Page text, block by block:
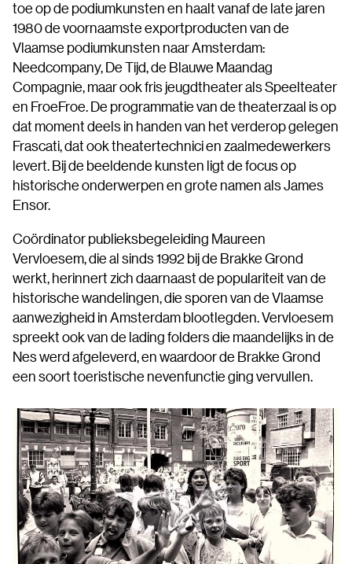
toe op de podiumkunsten en haalt vanaf de late jaren
1980 de voornaamste exportproducten van de
Vlaamse podiumkunsten naar Amsterdam:
Needcompany, De Tijd, de Blauwe Maandag
Compagnie, maar ook fris jeugdtheater als Speelteater
en FroeFroe. De programmatie van de theaterzaal is op
dat moment deels in handen van het verderop gelegen
Frascati, dat ook theatertechnici en zaalmedewerkers
levert. Bij de beeldende kunsten ligt de focus op
historische onderwerpen en grote namen als James
Ensor.
Coördinator publieksbegeleiding Maureen
Vervloesem, die al sinds 1992 bij de Brakke Grond
werkt, herinnert zich daarnaast de populariteit van de
historische wandelingen, die sporen van de Vlaamse
aanwezigheid in Amsterdam blootlegden. Vervloesem
spreekt ook van de lading folders die maandelijks in de
Nes werd afgeleverd, en waardoor de Brakke Grond
een soort toeristische nevenfunctie ging vervullen.